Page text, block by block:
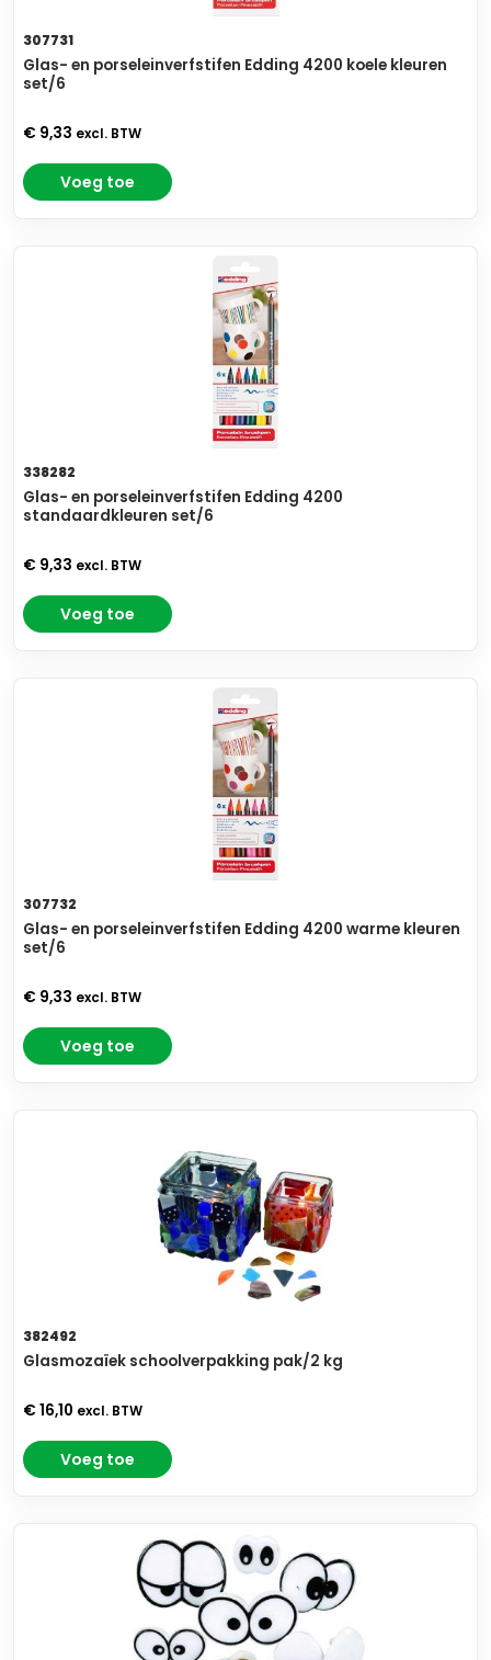
307731
Glas- en porseleinverfstifen Edding 4200 koele kleuren
set/6
€ 9,33 excl. BTW
Voeg toe
338282
Glas- en porseleinverfstifen Edding 4200
standaardkleuren set/6
€ 9,33 excl. BTW
Voeg toe
307732
Glas- en porseleinverfstifen Edding 4200 warme kleuren
set/6
€ 9,33 excl. BTW
Voeg toe
382492
Glasmozaïek schoolverpakking pak/2 kg
€ 16,10 excl. BTW
Voeg toe